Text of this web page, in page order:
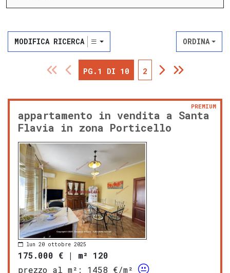
MODIFICA RICERCA ORDINA
PG.1 DI 10 2
appartamento in vendita a Santa
Flavia in zona Porticello
PREMIUM
lun 20 ottobre 2025
175.000 € | m² 120
prezzo al m²:
1458 €/m²